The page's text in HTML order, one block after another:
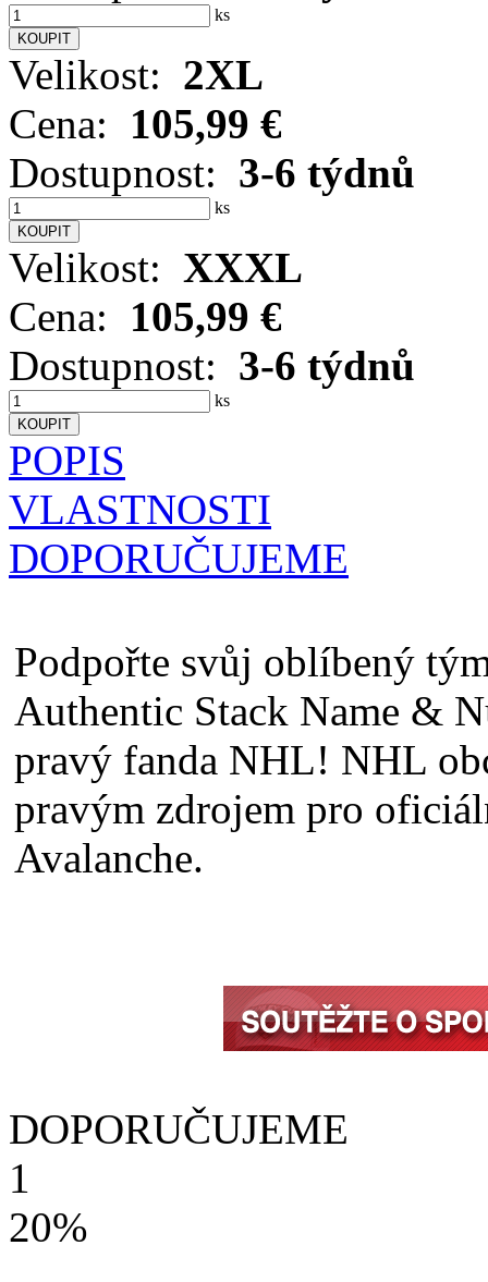
ks
Velikost: 2XL
Cena: 105,99 €
Dostupnost: 3-6 týdnů
ks
Velikost: XXXL
Cena: 105,99 €
Dostupnost: 3-6 týdnů
ks
POPIS
VLASTNOSTI
DOPORUČUJEME
Podpořte svůj oblíbený
Authentic Stack Name &
pravý fanda NHL! NHL
pravým zdrojem pro
Avalanche.
DOPORUČUJEME
1
20%